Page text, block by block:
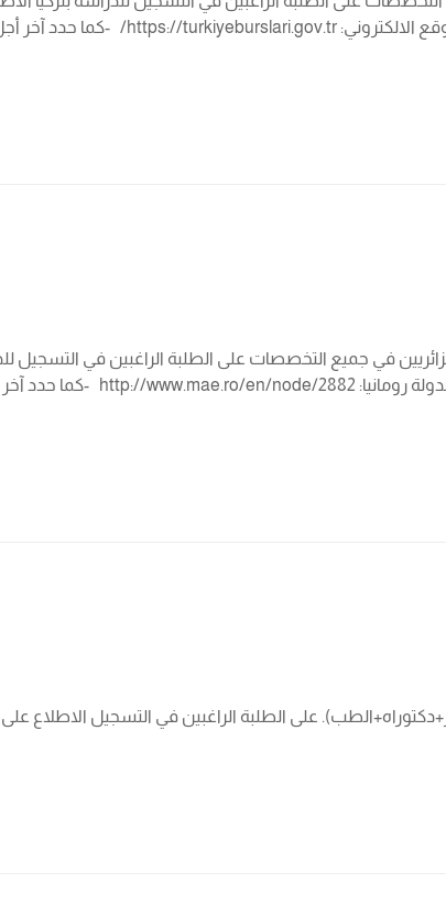
للتسجيل في منحة للدراسة برومانيا 2022-2023 لفائدة الطلبة الجزائريين في جميع التخصصات على